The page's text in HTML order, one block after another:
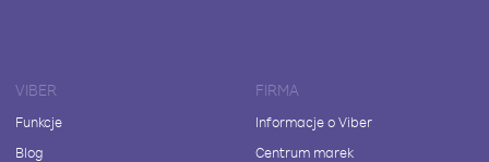
VIBER
Funkcje
Blog
FIRMA
Informacje o Viber
Centrum marek